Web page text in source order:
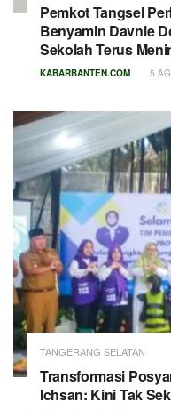
Pemkot Tangsel
Benyamin Davnie
Sekolah Terus
KABARBANTEN.COM 5
TANGERANG SELATAN
Transformasi
Ichsan: Kini Tak